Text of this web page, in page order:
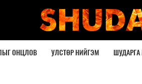
ОНЦЛОВ УЛСТӨР НИЙГЭМ